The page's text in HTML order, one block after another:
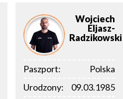
Wojciech
Eljasz-
Radzikowski
Paszport:
Polska
Urodzony:
09.03.1985